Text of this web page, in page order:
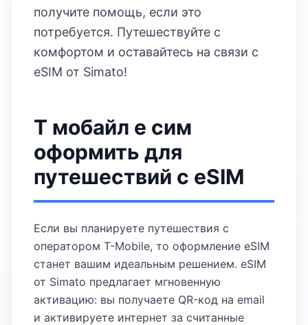
получите помощь, если это
потребуется. Путешествуйте с
комфортом и оставайтесь на связи с
eSIM от Simato!
Т мобайл е сим
оформить для
путешествий с eSIM
Если вы планируете путешествия с
оператором Т-Mobile, то оформление eSIM
станет вашим идеальным решением. eSIM
от Simato предлагает мгновенную
активацию: вы получаете QR-код на email
и активируете интернет за считанные